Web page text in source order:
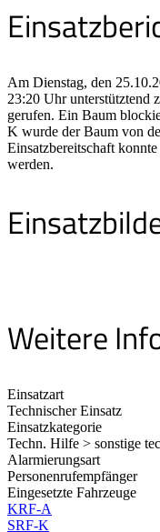
Am Dienstag, den
23:20 Uhr unterstütztend
gerufen. Ein Baum
K wurde der Baum von
Einsatzbereitschaft
werden.
Weitere
Einsatzart
Technischer Einsatz
Einsatzkategorie
Techn. Hilfe > sonstige
Alarmierungsart
Personenrufempfänger
Eingesetzte Fahrzeuge
KRF-A
SRF-K